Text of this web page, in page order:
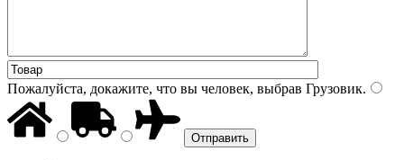
Пожалуйста, докажите, что вы человек, выбрав Грузовик.